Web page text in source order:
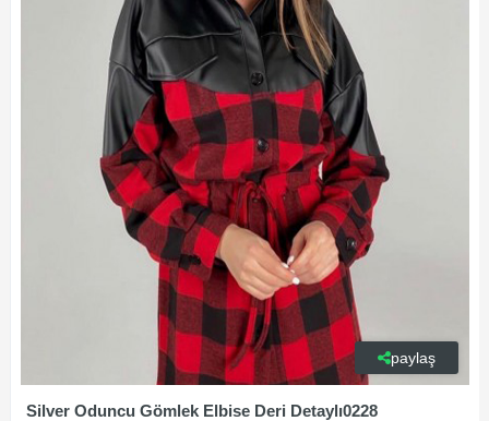
paylaş
Silver Oduncu Gömlek Elbise Deri Detaylı0228